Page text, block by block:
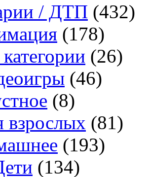
/ ДТП (432)
(178)
(26)
(46)
(8)
взрослых (81)
(193)
(134)